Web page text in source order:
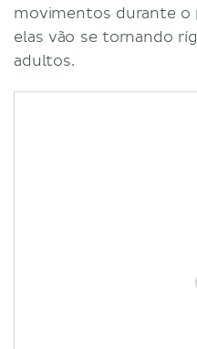
movimentos durante o
elas vão se tornando
adultos.